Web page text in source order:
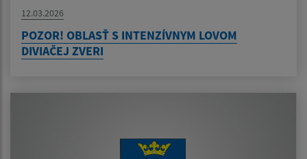
12.03.2026
POZOR! OBLASŤ S INTENZÍVNYM LOVOM
DIVIAČEJ ZVERI